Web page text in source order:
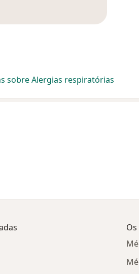
sobre Alergias respiratórias